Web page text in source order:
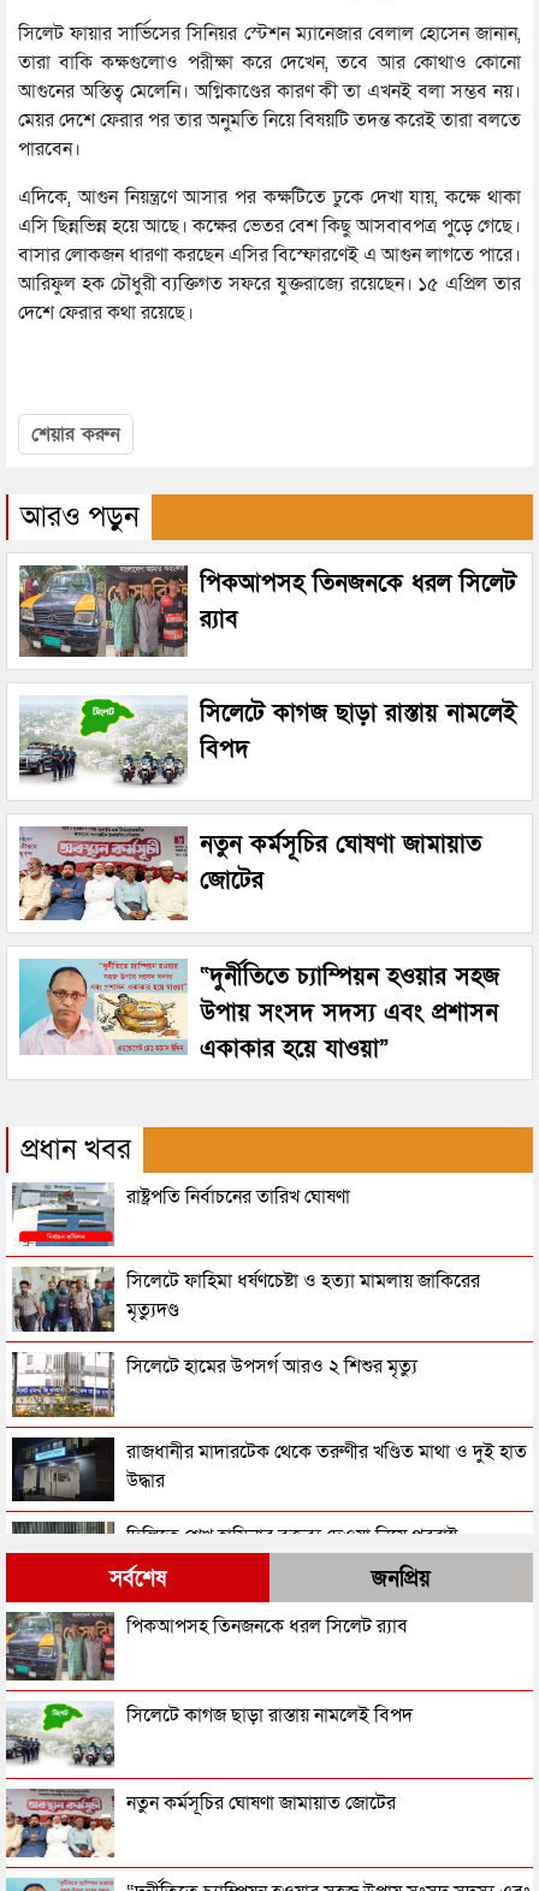
সিলেট ফায়ার সার্ভিসের সিনিয়র স্টেশন ম্যানেজার বেলাল হোসেন জানান,
তারা বাকি কক্ষগুলোও পরীক্ষা করে দেখেন, তবে আর কোথাও কোনো
আগুনের অস্তিত্ব মেলেনি। অগ্নিকাণ্ডের কারণ কী তা এখনই বলা সম্ভব নয়।
মেয়র দেশে ফেরার পর তার অনুমতি নিয়ে বিষয়টি তদন্ত করেই তারা বলতে
পারবেন।
এদিকে, আগুন নিয়ন্ত্রণে আসার পর কক্ষটিতে ঢুকে দেখা যায়, কক্ষে থাকা
এসি ছিন্নভিন্ন হয়ে আছে। কক্ষের ভেতর বেশ কিছু আসবাবপত্র পুড়ে গেছে।
বাসার লোকজন ধারণা করছেন এসির বিস্ফোরণেই এ আগুন লাগতে পারে।
আরিফুল হক চৌধুরী ব্যক্তিগত সফরে যুক্তরাজ্যে রয়েছেন। ১৫ এপ্রিল তার
দেশে ফেরার কথা রয়েছে।
শেয়ার করুন
আরও পড়ুন
পিকআপসহ তিনজনকে ধরল সিলেট
র‌্যাব
সিলেটে কাগজ ছাড়া রাস্তায় নামলেই
বিপদ
নতুন কর্মসূচির ঘোষণা জামায়াত
জোটের
“দুর্নীতিতে চ্যাম্পিয়ন হওয়ার সহজ
উপায় সংসদ সদস্য এবং প্রশাসন
একাকার হয়ে যাওয়া”
প্রধান খবর
রাষ্ট্রপতি নির্বাচনের তারিখ ঘোষণা
সিলেটে ফাহিমা ধর্ষণচেষ্টা ও হত্যা মামলায় জাকিরের
মৃত্যুদণ্ড
সিলেটে হামের উপসর্গ আরও ২ শিশুর মৃত্যু
রাজধানীর মাদারটেক থেকে তরুণীর খণ্ডিত মাথা ও দুই হাত
উদ্ধার
দিল্লিতে শেখ হাসিনার বক্তব্য দেওয়া নিয়ে পররাষ্ট্র
মন্ত্রণালয়ের ক্ষোভ
সিলেটের সাবেক মন্ত্রী-এমপিরা কে কোথায়?
জুলাই আন্দোলন ছাত্র-জনতার বীরত্বের স্মারকস্তম্ভ:
সিলেটের জোড়া ব্রিজের পাশ থেকে আটক ফরহাদ- বাদশা
সিলেটে সড়ক দুর্ঘটনায় প্রাণ গেল যুবকের
সর্বশেষ জনপ্রিয়
পিকআপসহ তিনজনকে ধরল সিলেট র‌্যাব
সিলেটে কাগজ ছাড়া রাস্তায় নামলেই বিপদ
নতুন কর্মসূচির ঘোষণা জামায়াত জোটের